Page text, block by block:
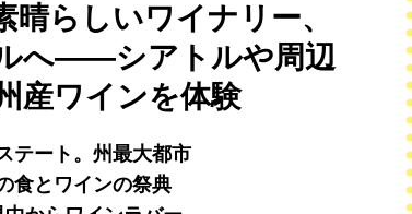
らしいワイナリー、
へ——シアトルや周辺
産ワインを体験
テート。州最大都市
食とワインの祭典